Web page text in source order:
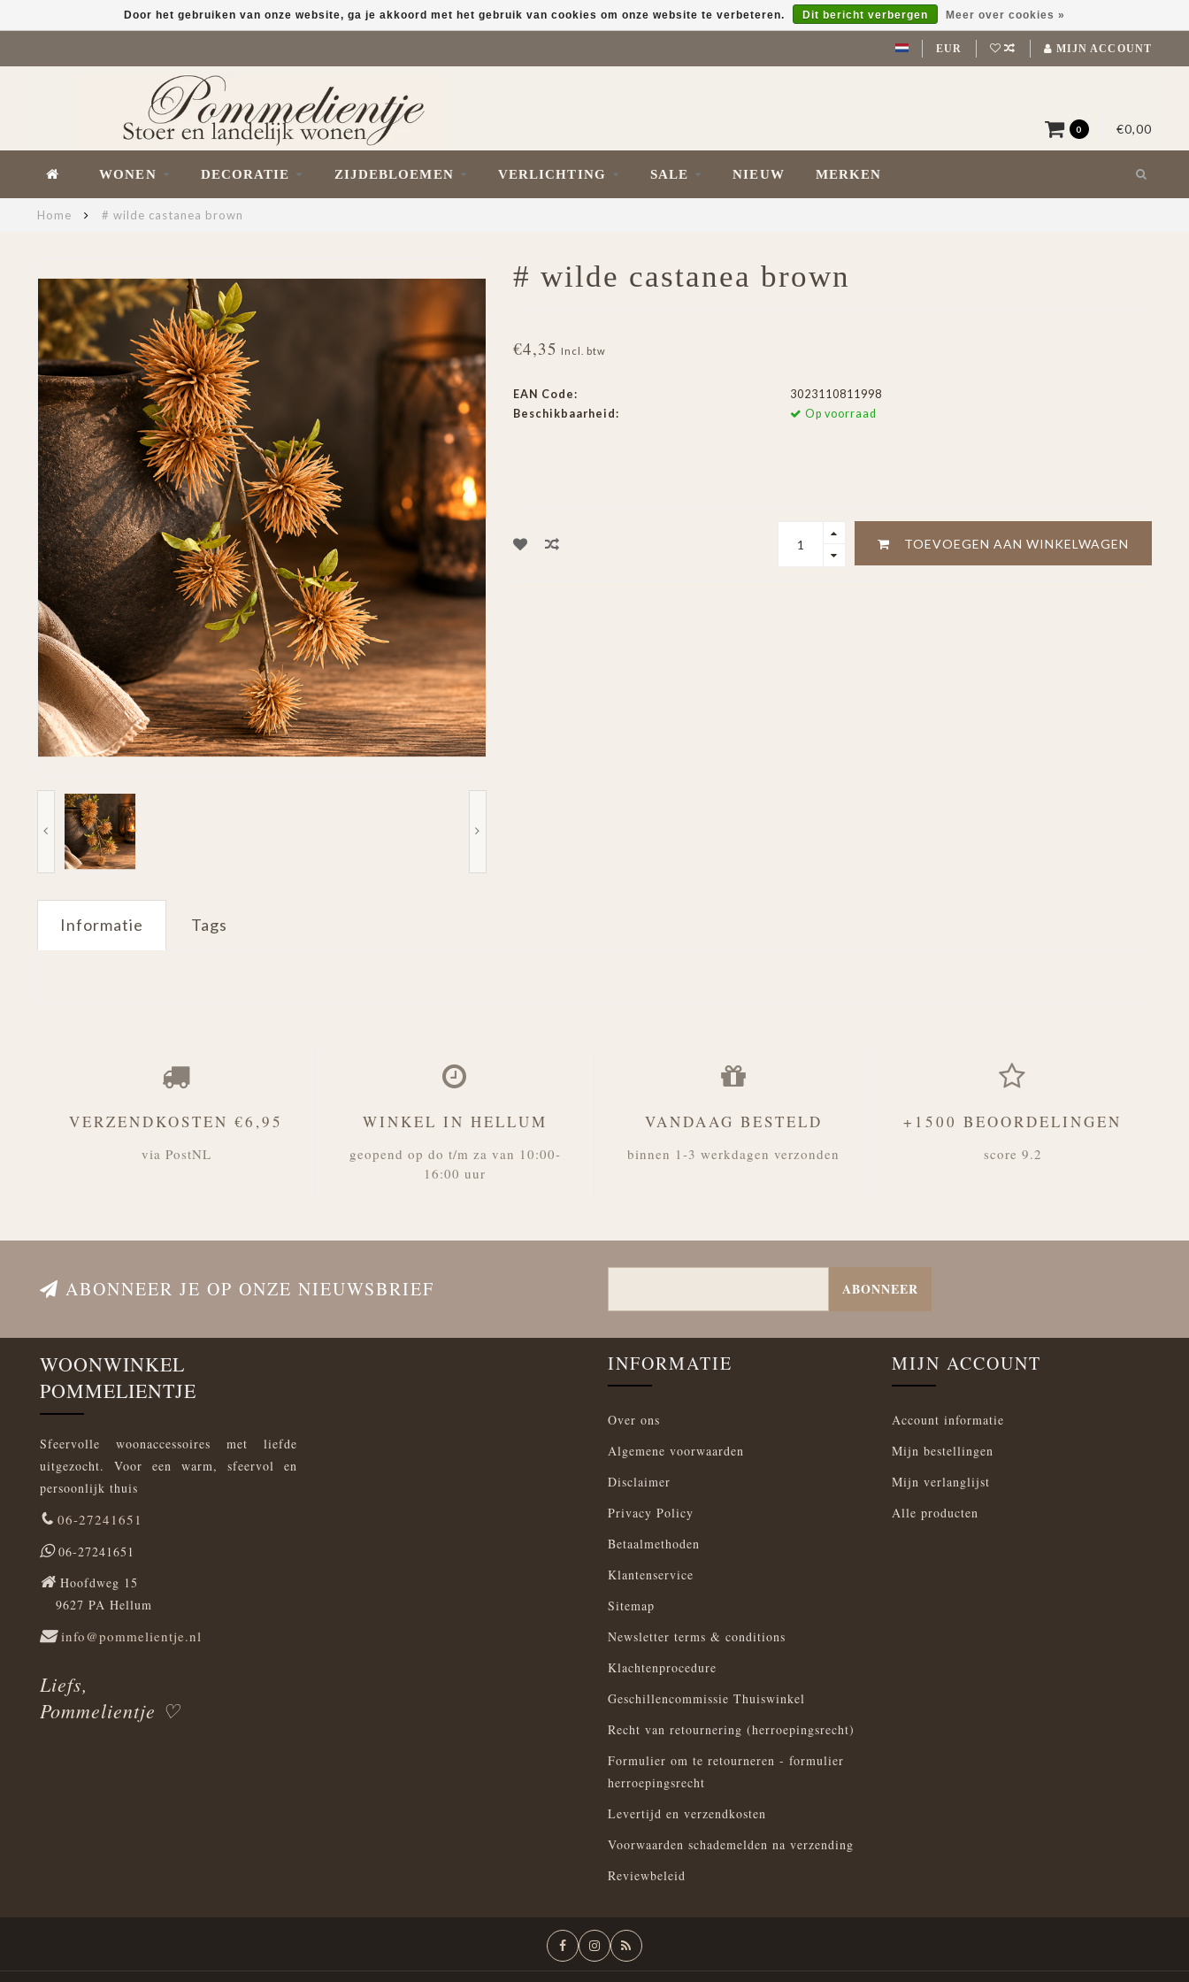
EUR MIJN ACCOUNT
0 €0,00
WONEN DECORATIE ZIJDEBLOEMEN VERLICHTING SALE NIEUW MERKEN
Home # wilde castanea brown
# wilde castanea brown
€4,35 Incl. btw
EAN Code:
3023110811998
Beschikbaarheid:
Op voorraad
TOEVOEGEN AAN WINKELWAGEN
Informatie Tags
Door het gebruiken van onze website, ga je akkoord met het gebruik van cookies om onze website te verbeteren. Dit bericht verbergen Meer over cookies »
VERZENDKOSTEN €6,95
via PostNL
WINKEL IN HELLUM
geopend op do t/m za van 10:00-
16:00 uur
VANDAAG BESTELD
binnen 1-3 werkdagen verzonden
+1500 BEOORDELINGEN
score 9.2
ABONNEER JE OP ONZE NIEUWSBRIEF ABONNEER
WOONWINKEL
POMMELIENTJE
Sfeervolle woonaccessoires met liefde
uitgezocht. Voor een warm, sfeervol en
persoonlijk thuis
06-27241651
06-27241651
Hoofdweg 15
9627 PA Hellum
info@pommelientje.nl
Liefs,
Pommelientje ♡
INFORMATIE
Over ons
Algemene voorwaarden
Disclaimer
Privacy Policy
Betaalmethoden
Klantenservice
Sitemap
Newsletter terms & conditions
Klachtenprocedure
Geschillencommissie Thuiswinkel
Recht van retournering (herroepingsrecht)
Formulier om te retourneren - formulier
herroepingsrecht
Levertijd en verzendkosten
Voorwaarden schademelden na verzending
Reviewbeleid
MIJN ACCOUNT
Account informatie
Mijn bestellingen
Mijn verlanglijst
Alle producten